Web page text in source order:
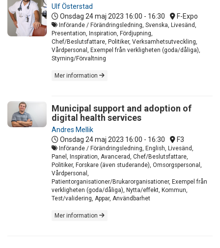
Ulf Österstad
Onsdag 24 maj 2023 16:00 - 16:30 F-Expo
Införande / Förändringsledning, Svenska, Livesänd,
Presentation, Inspiration, Fördjupning,
Chef/Beslutsfattare, Politiker, Verksamhetsutveckling,
Vårdpersonal, Exempel från verkligheten (goda/dåliga),
Styrning/Förvaltning
Mer information
Municipal support and adoption of
digital health services
Andres Mellik
Onsdag 24 maj 2023 16:00 - 16:30 F3
Införande / Förändringsledning, English, Livesänd,
Panel, Inspiration, Avancerad, Chef/Beslutsfattare,
Politiker, Forskare (även studerande), Omsorgspersonal,
Vårdpersonal,
Patientorganisationer/Brukarorganisationer, Exempel från
verkligheten (goda/dåliga), Nytta/effekt, Kommun,
Test/validering, Appar, Användbarhet
Mer information